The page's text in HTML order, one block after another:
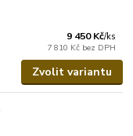
9 450 Kč/ks
7 810 Kč bez DPH
Zvolit variantu